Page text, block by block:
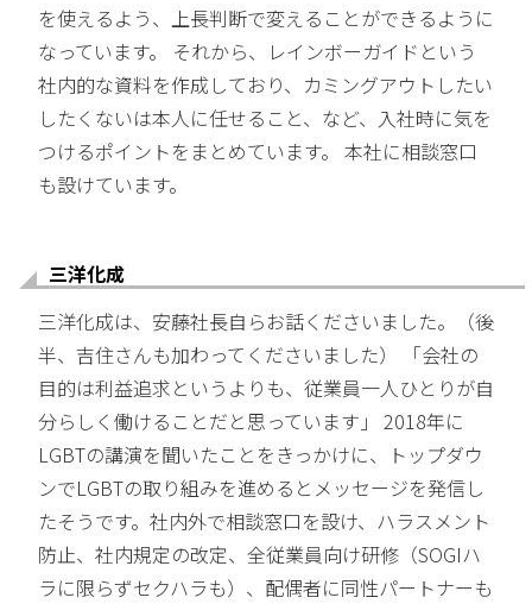
を使えるよう、上長判断で変えることができるように
なっています。 それから、レインボーガイドという
社内的な資料を作成しており、カミングアウトしたい
したくないは本人に任せること、など、入社時に気を
つけるポイントをまとめています。 本社に相談窓口
も設けています。
三洋化成
三洋化成は、安藤社長自らお話くださいました。（後
半、吉住さんも加わってくださいました） 「会社の
目的は利益追求というよりも、従業員一人ひとりが自
分らしく働けることだと思っています」 2018年に
LGBTの講演を聞いたことをきっかけに、トップダウ
ンでLGBTの取り組みを進めるとメッセージを発信し
たそうです。社内外で相談窓口を設け、ハラスメント
防止、社内規定の改定、全従業員向け研修（SOGIハ
ラに限らずセクハラも）、配偶者に同性パートナーも